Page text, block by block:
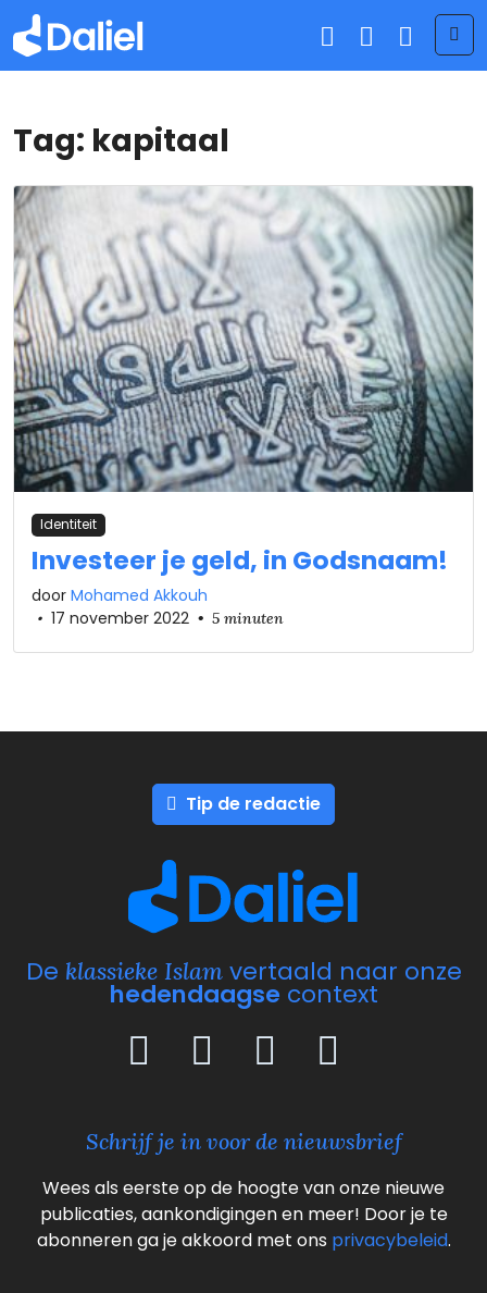
Tag: kapitaal
Identiteit
Investeer je geld, in Godsnaam!
door Mohamed Akkouh
• 17 november 2022 • 5 minuten
Tip de redactie
De klassieke Islamvertaald naar onze
hedendaagse context
Schrijf je in voor de nieuwsbrief
Wees als eerste op de hoogte van onze nieuwe
publicaties, aankondigingen en meer! Door je te
abonneren ga je akkoord met ons privacybeleid.